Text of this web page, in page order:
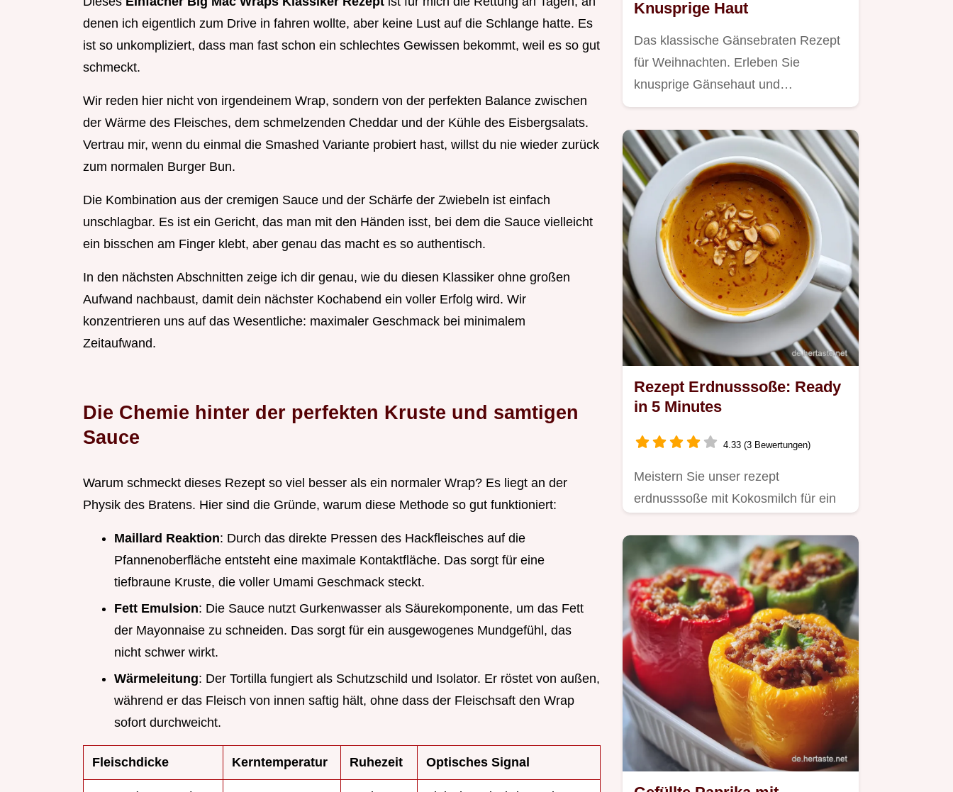
denen ich eigentlich zum Drive in fahren wollte, aber keine Lust auf die Schlange hatte. Es
ist so unkompliziert, dass man fast schon ein schlechtes Gewissen bekommt, weil es so gut
schmeckt.
Wir reden hier nicht von irgendeinem Wrap, sondern von der perfekten Balance zwischen
der Wärme des Fleisches, dem schmelzenden Cheddar und der Kühle des Eisbergsalats.
Vertrau mir, wenn du einmal die Smashed Variante probiert hast, willst du nie wieder zurück
zum normalen Burger Bun.
Die Kombination aus der cremigen Sauce und der Schärfe der Zwiebeln ist einfach
unschlagbar. Es ist ein Gericht, das man mit den Händen isst, bei dem die Sauce vielleicht
ein bisschen am Finger klebt, aber genau das macht es so authentisch.
In den nächsten Abschnitten zeige ich dir genau, wie du diesen Klassiker ohne großen
Aufwand nachbaust, damit dein nächster Kochabend ein voller Erfolg wird. Wir
konzentrieren uns auf das Wesentliche: maximaler Geschmack bei minimalem
Zeitaufwand.
Die Chemie hinter der perfekten Kruste und samtigen
Sauce
Warum schmeckt dieses Rezept so viel besser als ein normaler Wrap? Es liegt an der
Physik des Bratens. Hier sind die Gründe, warum diese Methode so gut funktioniert:
Maillard Reaktion: Durch das direkte Pressen des Hackfleisches auf die
Pfannenoberfläche entsteht eine maximale Kontaktfläche. Das sorgt für eine
tiefbraune Kruste, die voller Umami Geschmack steckt.
Fett Emulsion: Die Sauce nutzt Gurkenwasser als Säurekomponente, um das Fett
der Mayonnaise zu schneiden. Das sorgt für ein ausgewogenes Mundgefühl, das
nicht schwer wirkt.
Wärmeleitung: Der Tortilla fungiert als Schutzschild und Isolator. Er röstet von außen,
während er das Fleisch von innen saftig hält, ohne dass der Fleischsaft den Wrap
sofort durchweicht.
Fleischdicke Kerntemperatur Ruhezeit Optisches Signal
Knusprige Haut
Das klassische Gänsebraten Rezept
für Weihnachten. Erleben Sie
knusprige Gänsehaut und…
Rezept Erdnusssoße: Ready
in 5 Minutes
4.33 (3 Bewertungen)
Meistern Sie unser rezept
erdnusssoße mit Kokosmilch für ein